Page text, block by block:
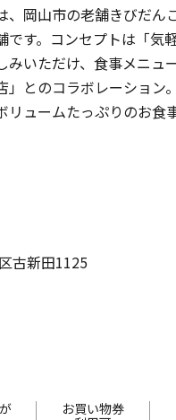
、岡山市の老舗きびだ
です。コンセプトは「気
みいただけ、食事メニュ
」とのコラボレーショ
リュームたっぷりのお食
古新田1125
お買い物券